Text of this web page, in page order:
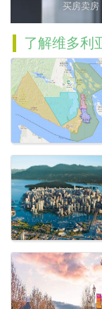
买房卖房
了解维多利